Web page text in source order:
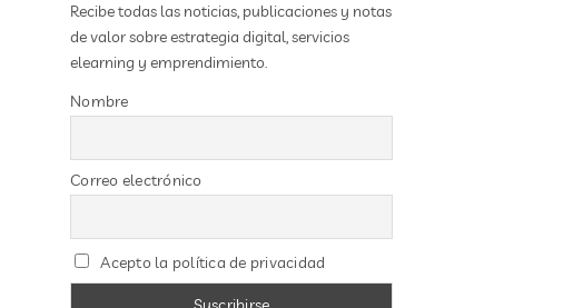
Recibe todas las noticias, publicaciones y notas
de valor sobre estrategia digital, servicios
elearning y emprendimiento.
Nombre
Correo electrónico
Acepto la política de privacidad